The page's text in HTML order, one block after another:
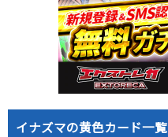
イナズマの黄色カード一覧